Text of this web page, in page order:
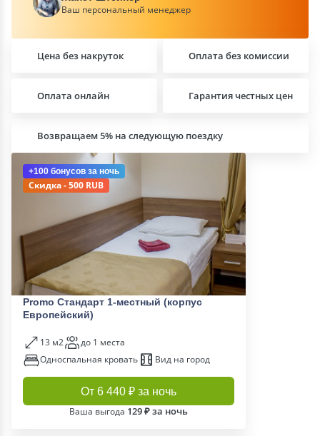
Ваш персональный менеджер
Цена без накруток Оплата без комиссии
Возвращаем 5% на следующую поездку
Оплата онлайн Гарантия честных цен
+100 бонусов за ночь
Скидка - 500 RUB
Promo Стандарт 1-местный (корпус
Европейский)
13 м2
до 1 места
Односпальная кровать
Вид на город
От 6 440 ₽ за ночь
Ваша выгода 129 ₽ за ночь